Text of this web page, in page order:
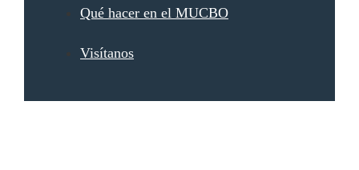
Qué hacer en el MUCBO
Visítanos